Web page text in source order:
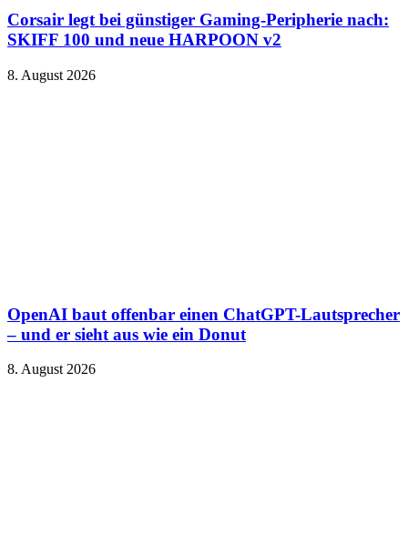
Corsair legt bei günstiger Gaming-Peripherie nach:
SKIFF 100 und neue HARPOON v2
8. August 2026
OpenAI baut offenbar einen ChatGPT-Lautsprecher
– und er sieht aus wie ein Donut
8. August 2026